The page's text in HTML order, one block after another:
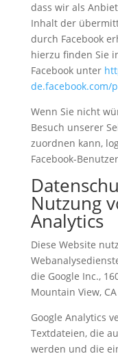
dass wir als
Inhalt der
durch Facebook
hierzu finden Sie
Facebook unter
de.facebook.com/
Wenn Sie nicht
Besuch unserer
zuordnen kann,
Facebook-
Nutzung
Analytics
Diese Website
die Google Inc.,
Mountain View, CA
Google Analytics
Textdateien, die
werden und die